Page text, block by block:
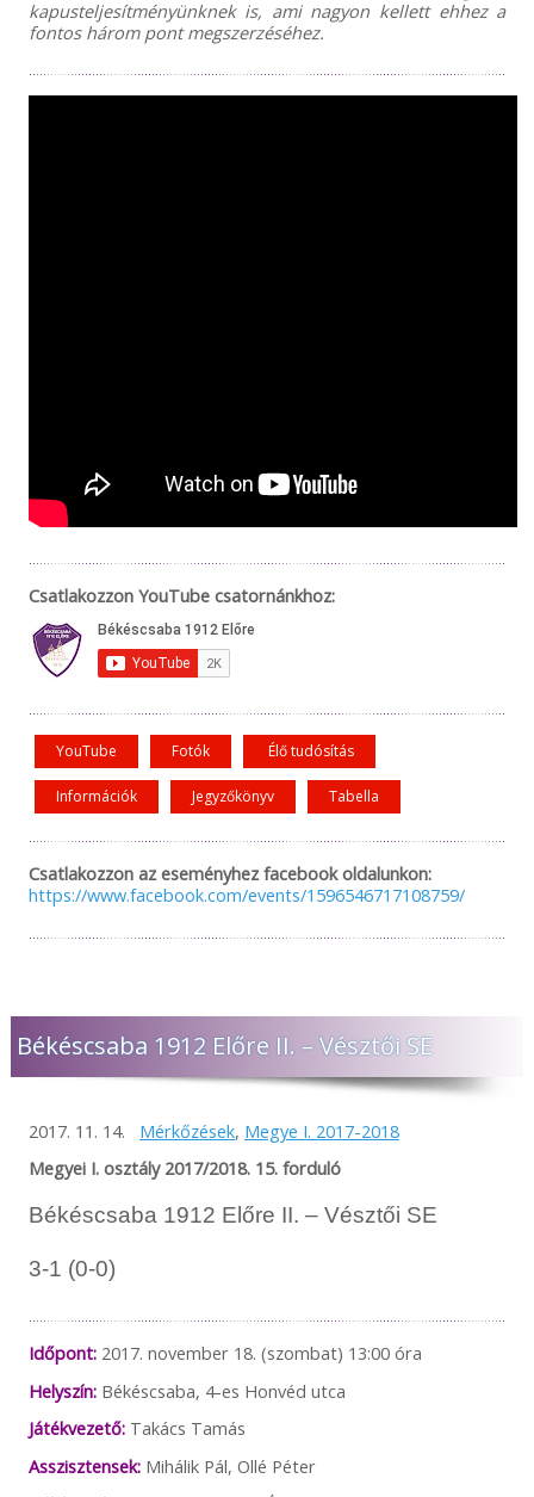
kapusteljesítményünknek is, ami nagyon kellett ehhez a
fontos három pont megszerzéséhez.
Csatlakozzon YouTube csatornánkhoz:
YouTube Fotók Élő tudósítás
Információk Jegyzőkönyv Tabella
Csatlakozzon az eseményhez facebook oldalunkon:
https://www.facebook.com/events/1596546717108759/
Békéscsaba 1912 Előre II. – Vésztői SE
2017. 11. 14. Mérkőzések, Megye I. 2017-2018
Megyei I. osztály 2017/2018. 15. forduló
Békéscsaba 1912 Előre II. – Vésztői SE
3-1 (0-0)
Időpont:2017. november 18. (szombat) 13:00 óra
Helyszín: Békéscsaba, 4-es Honvéd utca
Játékvezető: Takács Tamás
Asszisztensek:Mihálik Pál, Ollé Péter